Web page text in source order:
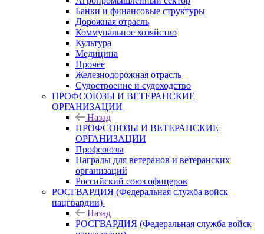
Банки и финансовые структуры
Дорожная отрасль
Коммунальное хозяйство
Культура
Медицина
Прочее
Железнодорожная отрасль
Судостроение и судоходство
ПРОФСОЮЗЫ И ВЕТЕРАНСКИЕ
ОРГАНИЗАЦИИ
Назад
ПРОФСОЮЗЫ И ВЕТЕРАНСКИЕ
ОРГАНИЗАЦИИ
Профсоюзы
Награды для ветеранов и ветеранских
организаций
Российский союз офицеров
РОСГВАРДИЯ (Федеральная служба войск
нацгвардии)
Назад
РОСГВАРДИЯ (Федеральная служба войск